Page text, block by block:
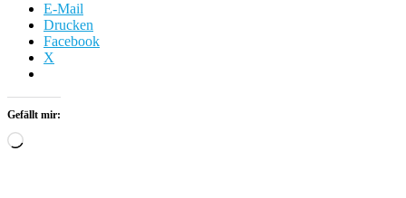
E-Mail
Drucken
Facebook
X
Gefällt mir:
Wird